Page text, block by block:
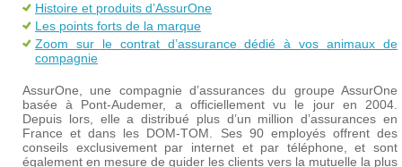
Histoire et produits d’AssurOne
Les points forts de la marque
Zoom sur le contrat d’assurance dédié à vos animaux de
compagnie
AssurOne, une compagnie d’assurances du groupe AssurOne
basée à Pont-Audemer, a officiellement vu le jour en 2004.
Depuis lors, elle a distribué plus d’un million d’assurances en
France et dans les DOM-TOM. Ses 90 employés offrent des
conseils exclusivement par internet et par téléphone, et sont
également en mesure de guider les clients vers la mutuelle la plus